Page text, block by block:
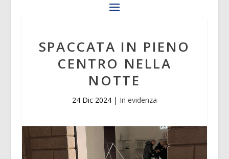
SPACCATA IN PIENO
CENTRO NELLA
NOTTE
24 Dic 2024| In evidenza